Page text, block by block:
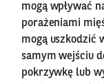
mogą wpływać
porażeniami
mogą uszkodzić
samym wejściu
pokrzywkę lub